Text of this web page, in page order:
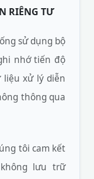
RIÊNG TƯ
sử dụng bộ
nhớ tiến độ
liệu xử lý diễn
thông qua
tôi cam kết
lưu trữ